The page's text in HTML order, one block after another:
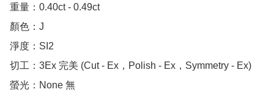
重量：0.40ct - 0.49ct
顏色：J
淨度：SI2
切工：3Ex 完美 (Cut - Ex，Polish - Ex，Symmetry - Ex)
螢光：None 無